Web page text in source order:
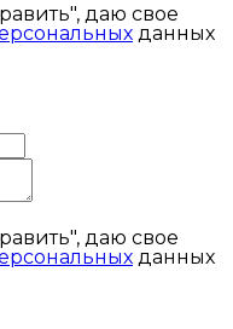
даю свое
данных
даю свое
данных